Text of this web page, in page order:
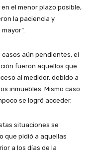
el menor plazo posible,
la paciencia y
aún pendientes, el
fueron aquellos que
al medidor, debido a
inmuebles. Mismo caso
se logró acceder.
situaciones se
que pidió a aquellas
a los días de la